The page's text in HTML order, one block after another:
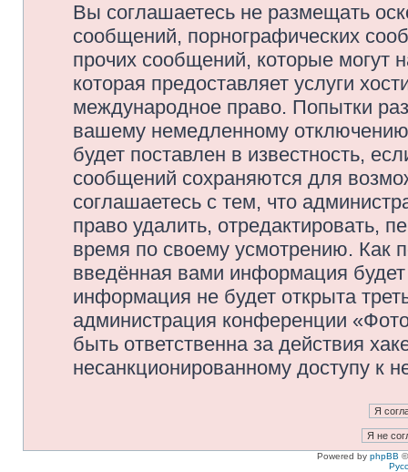
Вы соглашаетесь не размещать
сообщений, порнографических
прочих сообщений, которые могут
которая предоставляет услуги
международное право. Попытки
вашему немедленному
будет поставлен в известность,
сообщений сохраняются для
соглашаетесь с тем, что
право удалить, отредактировать,
время по своему усмотрению. Как
введённая вами информация
информация не будет открыта
администрация конференции
быть ответственна за действия
несанкционированному доступу к
Powered by phpBB